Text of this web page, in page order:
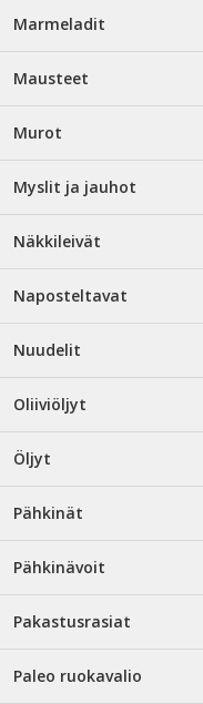
Marmeladit
Mausteet
Murot
Myslit ja jauhot
Näkkileivät
Naposteltavat
Nuudelit
Oliiviöljyt
Öljyt
Pähkinät
Pähkinävoit
Pakastusrasiat
Paleo ruokavalio